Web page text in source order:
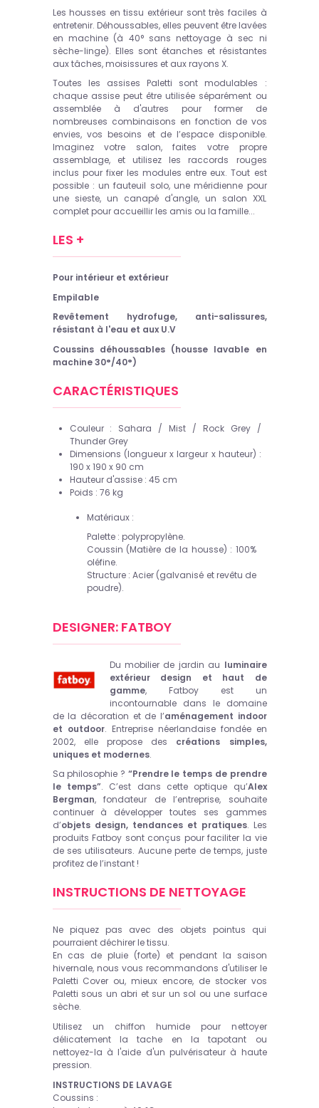
Les housses en tissu extérieur sont très faciles à
entretenir. Déhoussables, elles peuvent être lavées
en machine (à 40° sans nettoyage à sec ni
sèche-linge). Elles sont étanches et résistantes
aux tâches, moisissures et aux rayons X.
Toutes les assises Paletti sont modulables :
chaque assise peut être utilisée séparément ou
assemblée à d'autres pour former de
nombreuses combinaisons en fonction de vos
envies, vos besoins et de l’espace disponible.
Imaginez votre salon, faites votre propre
assemblage, et utilisez les raccords rouges
inclus pour fixer les modules entre eux. Tout est
possible : un fauteuil solo, une méridienne pour
une sieste, un canapé d'angle, un salon XXL
complet pour accueillir les amis ou la famille...
LES +
Pour intérieur et extérieur
Empilable
Revêtement hydrofuge, anti-salissures,
résistant à l'eau et aux U.V
Coussins déhoussables (housse lavable en
machine 30°/40°)
CARACTÉRISTIQUES
Couleur : Sahara / Mist / Rock Grey /
Thunder Grey
Dimensions (longueur x largeur x hauteur) :
190 x 190 x 90 cm
Hauteur d'assise : 45 cm
Poids : 76 kg
Matériaux :
Palette : polypropylène.
Coussin (Matière de la housse) : 100%
oléfine.
Structure : Acier (galvanisé et revêtu de
poudre).
DESIGNER: FATBOY
Du mobilier de jardin au luminaire
extérieur design et haut de
gamme, Fatboy est un
incontournable dans le domaine
de la décoration et de l’aménagement indoor
et outdoor. Entreprise néerlandaise fondée en
2002, elle propose des créations simples,
uniques et modernes.
Sa philosophie ? “Prendre le temps de prendre
le temps”. C’est dans cette optique qu’Alex
Bergman, fondateur de l’entreprise, souhaite
continuer à développer toutes ses gammes
d’objets design, tendances et pratiques. Les
produits Fatboy sont conçus pour faciliter la vie
de ses utilisateurs. Aucune perte de temps, juste
profitez de l’instant !
INSTRUCTIONS DE NETTOYAGE
Ne piquez pas avec des objets pointus qui
pourraient déchirer le tissu.
En cas de pluie (forte) et pendant la saison
hivernale, nous vous recommandons d'utiliser le
Paletti Cover ou, mieux encore, de stocker vos
Paletti sous un abri et sur un sol ou une surface
sèche.
Utilisez un chiffon humide pour nettoyer
délicatement la tache en la tapotant ou
nettoyez-la à l'aide d'un pulvérisateur à haute
pression.
INSTRUCTIONS DE LAVAGE
Coussins :